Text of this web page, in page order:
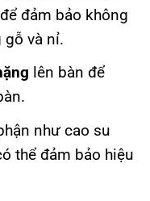
đảm bảo không
gỗ và nỉ.
lên bàn để
như cao su
thể đảm bảo hiệu